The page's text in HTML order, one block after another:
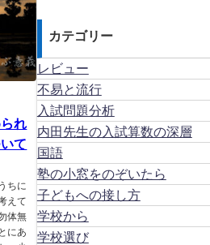
れ
て
ちに
えて
体無
にあ
カテゴリー
レビュー
不易と流行
入試問題分析
内田先生の入試算数の深層
国語
塾の小窓をのぞいたら
子どもへの接し方
学校から
学校選び